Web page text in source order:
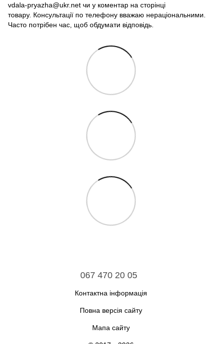
vdala-pryazha@ukr.net чи у коментар на сторінці
товару. Консультації по телефону вважаю нераціональними.
Часто потрібен час, щоб обдумати відповідь.
067 470 20 05
Контактна інформація
Повна версія сайту
Мапа сайту